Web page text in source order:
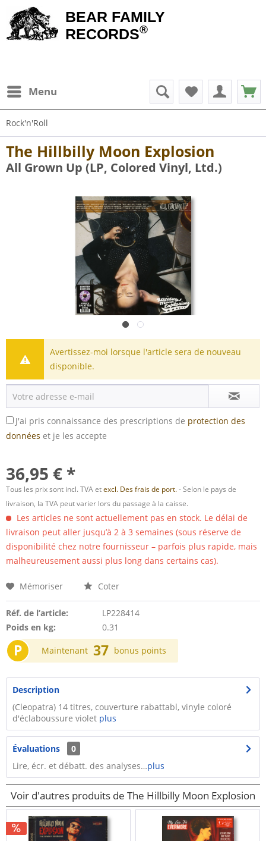
BEAR FAMILY
RECORDS®
Menu
Rock'n'Roll
The Hillbilly Moon Explosion
All Grown Up (LP, Colored Vinyl, Ltd.)
Avertissez-moi lorsque l'article sera de nouveau
disponible.
J'ai pris connaissance des prescriptions de protection des
données et je les accepte
36,95 € *
Tous les prix sont incl. TVA etexcl. Des frais de port.- Selon le pays de
livraison, la TVA peut varier lors du passage à la caisse.
Les articles ne sont actuellement pas en stock. Le délai de
livraison peut aller jusqu’à 2 à 3 semaines (sous réserve de
disponibilité chez notre fournisseur – parfois plus rapide, mais
malheureusement aussi plus long dans certains cas).
Mémoriser Coter
Réf. de l’article:
LP228414
Poids en kg:
0.31
P Maintenant 37 bonus points
Description
(Cleopatra) 14 titres, couverture rabattabl, vinyle coloré
d'éclaboussure violet plus
Évaluations
0
Lire, écr. et débatt. des analyses…plus
Voir d'autres produits de The Hillbilly Moon Explosion